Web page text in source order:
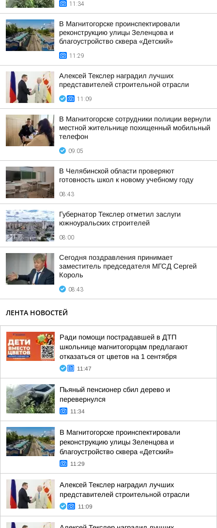
11:34
В Магнитогорске проинспектировали
реконструкцию улицы Зеленцова и
благоустройство сквера «Детский»
11:29
Алексей Текслер наградил лучших
представителей строительной отрасли
11:09
В Магнитогорске сотрудники полиции вернули
местной жительнице похищенный мобильный
телефон
09:05
В Челябинской области проверяют
готовность школ к новому учебному году
08:43
Губернатор Текслер отметил заслуги
южноуральских строителей
08:00
Сегодня поздравления принимает
заместитель председателя МГСД Сергей
Король
08:43
ЛЕНТА НОВОСТЕЙ
Ради помощи пострадавшей в ДТП
школьнице магнитогорцам предлагают
отказаться от цветов на 1 сентября
11:47
Пьяный пенсионер сбил дерево и
перевернулся
11:34
В Магнитогорске проинспектировали
реконструкцию улицы Зеленцова и
благоустройство сквера «Детский»
11:29
Алексей Текслер наградил лучших
представителей строительной отрасли
11:09